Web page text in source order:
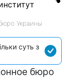
Украины
суть з
бюро